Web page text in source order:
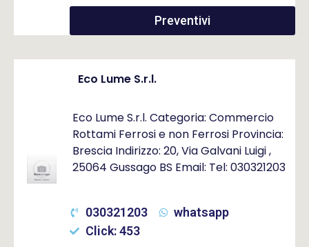
Preventivi
Eco Lume S.r.l.
Eco Lume S.r.l. Categoria: Commercio
Rottami Ferrosi e non Ferrosi Provincia:
Brescia Indirizzo: 20, Via Galvani Luigi ,
25064 Gussago BS Email: Tel: 030321203
030321203
whatsapp
Click: 453